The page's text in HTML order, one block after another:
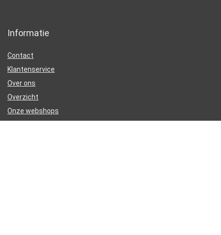
Informatie
Contact
Klantenservice
Over ons
Overzicht
Onze webshops